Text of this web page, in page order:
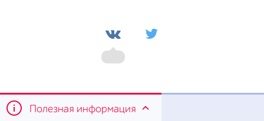
Полезная информация